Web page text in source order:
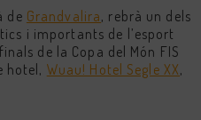
de Grandvalira, rebrà un dels
i importants de l’esport
de la Copa del Món FIS
hotel, Wuau! Hotel Segle XX,